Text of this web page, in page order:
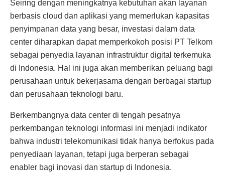
Seiring dengan meningkatnya kebutuhan akan layanan
berbasis cloud dan aplikasi yang memerlukan kapasitas
penyimpanan data yang besar, investasi dalam data
center diharapkan dapat memperkokoh posisi PT Telkom
sebagai penyedia layanan infrastruktur digital terkemuka
di Indonesia. Hal ini juga akan memberikan peluang bagi
perusahaan untuk bekerjasama dengan berbagai startup
dan perusahaan teknologi baru.
Berkembangnya data center di tengah pesatnya
perkembangan teknologi informasi ini menjadi indikator
bahwa industri telekomunikasi tidak hanya berfokus pada
penyediaan layanan, tetapi juga berperan sebagai
enabler bagi inovasi dan startup di Indonesia.